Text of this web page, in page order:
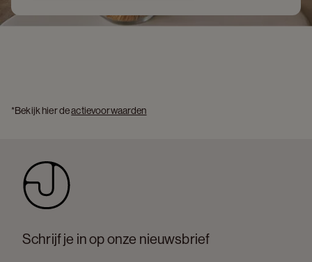
*Bekijk hier de actievoorwaarden
Schrijf je in op onze nieuwsbrief